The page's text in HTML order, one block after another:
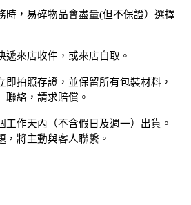
時，易碎物品會盡量(但不保證）選擇
遞來店收件，或來店自取。
即拍照存證，並保留所有包裝材料，
聯絡，請求賠償。
工作天內（不含假日及週一）出貨。
，將主動與客人聯繫。